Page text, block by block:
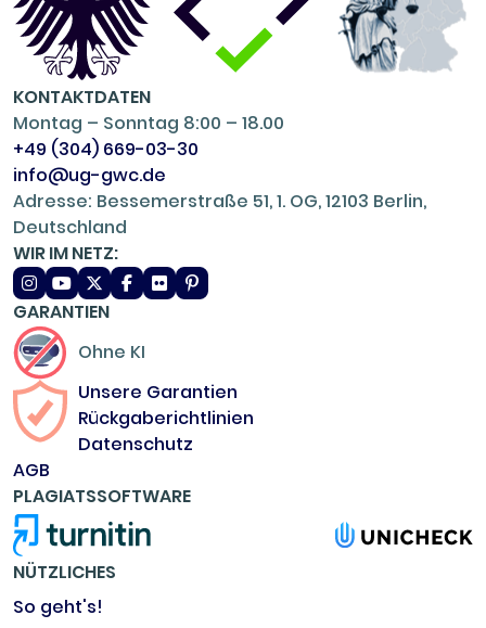
KONTAKTDATEN
Montag – Sonntag 8:00 – 18.00
+49 (304) 669-03-30
info@ug-gwc.de
Adresse: Bessemerstraße 51, 1. OG, 12103 Berlin,
Deutschland
WIR IM NETZ:
GARANTIEN
Ohne KI
Unsere Garantien
Rückgaberichtlinien
Datenschutz
AGB
PLAGIATSSOFTWARE
NÜTZLICHES
So geht's!